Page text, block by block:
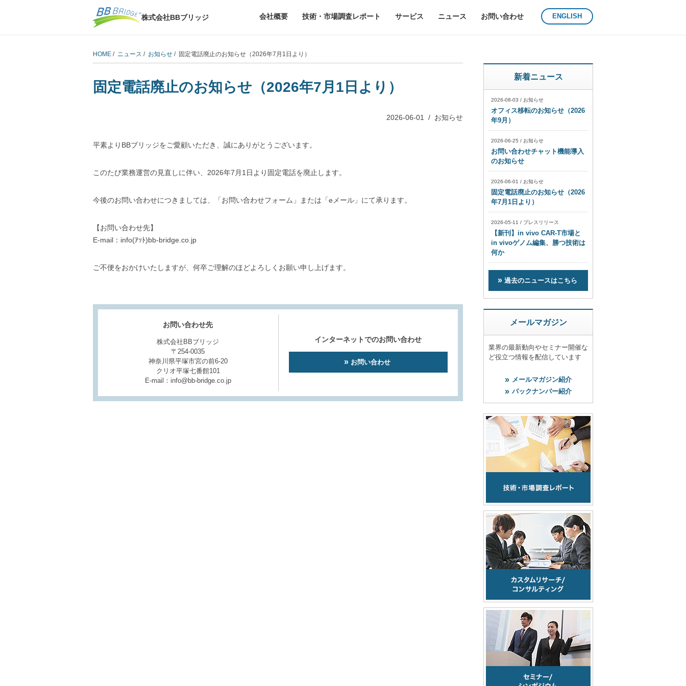
株式会社BBブリッジ 会社概要 技術・市場調査レポート サービス ニュース お問い合わせ ENGLISH
HOME / ニュース / お知らせ / 固定電話廃止のお知らせ（2026年7月1日より）
固定電話廃止のお知らせ（2026年7月1日より）
2026-06-01 / お知らせ
平素よりBBブリッジをご愛顧いただき、誠にありがとうございます。
このたび業務運営の見直しに伴い、2026年7月1日より固定電話を廃止します。
今後のお問い合わせにつきましては、「お問い合わせフォーム」または「eメール」にて承ります。
【お問い合わせ先】
E-mail：info(ｱｯﾄ)bb-bridge.co.jp
ご不便をおかけいたしますが、何卒ご理解のほどよろしくお願い申し上げます。
お問い合わせ先
株式会社BBブリッジ
〒254-0035
神奈川県平塚市宮の前6-20
クリオ平塚七番館101
E-mail：info@bb-bridge.co.jp
インターネットでのお問い合わせ
お問い合わせ
新着ニュース
2026-08-03 / お知らせ
オフィス移転のお知らせ（2026
年9月）
2026-06-25 / お知らせ
お問い合わせチャット機能導入
のお知らせ
2026-06-01 / お知らせ
固定電話廃止のお知らせ（2026
年7月1日より）
2026-05-11 / プレスリリース
【新刊】in vivo CAR-T市場と
in vivoゲノム編集、勝つ技術は
何か
過去のニュースはこちら
メールマガジン
業界の最新動向やセミナー開催な
ど役立つ情報を配信しています
メールマガジン紹介
バックナンバー紹介